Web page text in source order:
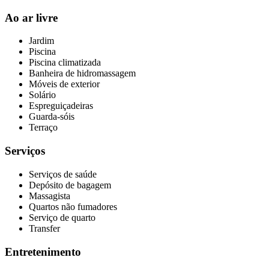
Ao ar livre
Jardim
Piscina
Piscina climatizada
Banheira de hidromassagem
Móveis de exterior
Solário
Espreguiçadeiras
Guarda-sóis
Terraço
Serviços
Serviços de saúde
Depósito de bagagem
Massagista
Quartos não fumadores
Serviço de quarto
Transfer
Entretenimento